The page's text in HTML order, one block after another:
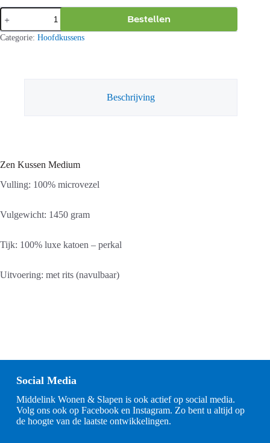
Zen
Kussen
Medium
aantal
Bestellen
Categorie: Hoofdkussens
Beschrijving
Zen Kussen Medium
Vulling: 100% microvezel
Vulgewicht: 1450 gram
Tijk: 100% luxe katoen – perkal
Uitvoering: met rits (navulbaar)
Social Media
Middelink Wonen & Slapen is ook actief op social media.
Volg ons ook op Facebook en Instagram. Zo bent u altijd op
de hoogte van de laatste ontwikkelingen.